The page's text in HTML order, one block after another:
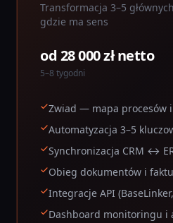
Transformacja 3–5
gdzie ma sens
od 28 000 zł netto
5–8 tygodni
Zwiad — mapa procesów
Automatyzacja 3–5
Synchronizacja CRM ↔
Obieg dokumentów i
Integracje API
Dashboard monitoringu i